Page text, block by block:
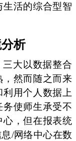
活的综合型智
析
大以数据整合
，然而随之而来
用个人数据上
使师生承受不
，但在报表统
/网络中心在数